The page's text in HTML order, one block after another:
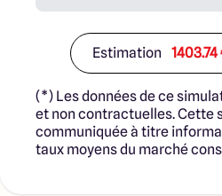
Estimation
(*) Les données de ce
et non contractuelles. Cette
communiquée à titre
taux moyens du marché